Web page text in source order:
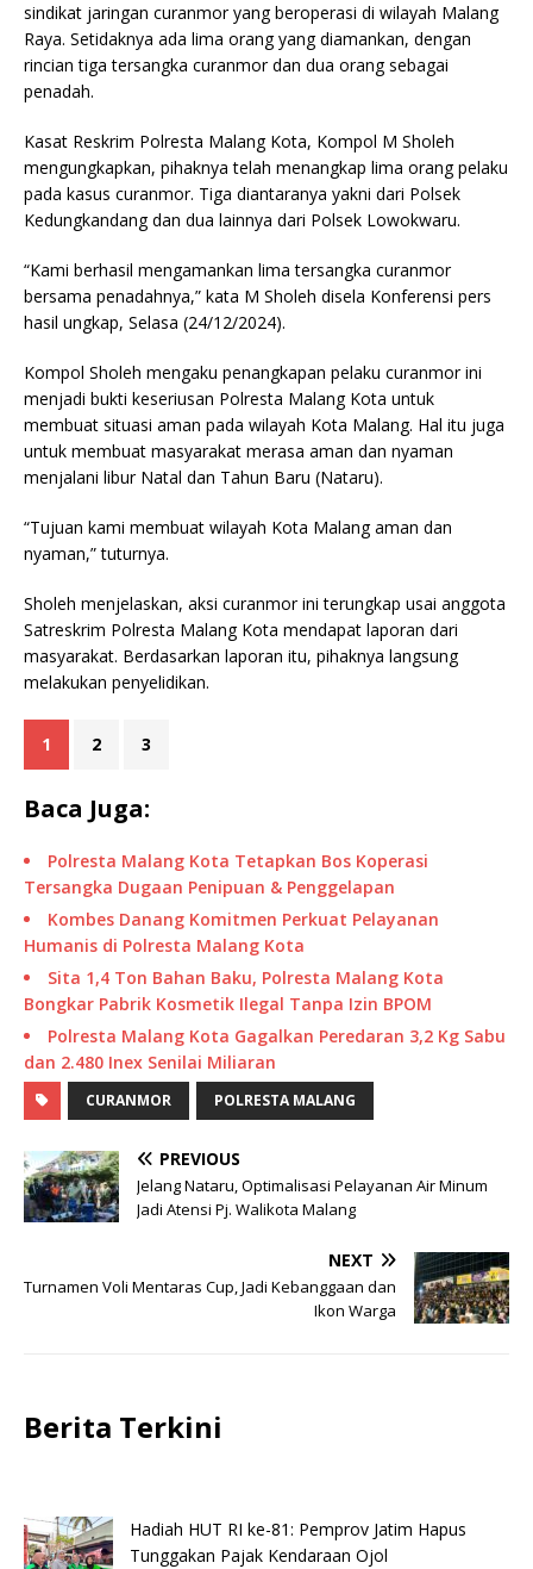
sindikat jaringan curanmor yang beroperasi di wilayah Malang
Raya. Setidaknya ada lima orang yang diamankan, dengan
rincian tiga tersangka curanmor dan dua orang sebagai
penadah.
Kasat Reskrim Polresta Malang Kota, Kompol M Sholeh
mengungkapkan, pihaknya telah menangkap lima orang pelaku
pada kasus curanmor. Tiga diantaranya yakni dari Polsek
Kedungkandang dan dua lainnya dari Polsek Lowokwaru.
“Kami berhasil mengamankan lima tersangka curanmor
bersama penadahnya,” kata M Sholeh disela Konferensi pers
hasil ungkap, Selasa (24/12/2024).
Kompol Sholeh mengaku penangkapan pelaku curanmor ini
menjadi bukti keseriusan Polresta Malang Kota untuk
membuat situasi aman pada wilayah Kota Malang. Hal itu juga
untuk membuat masyarakat merasa aman dan nyaman
menjalani libur Natal dan Tahun Baru (Nataru).
“Tujuan kami membuat wilayah Kota Malang aman dan
nyaman,” tuturnya.
Sholeh menjelaskan, aksi curanmor ini terungkap usai anggota
Satreskrim Polresta Malang Kota mendapat laporan dari
masyarakat. Berdasarkan laporan itu, pihaknya langsung
melakukan penyelidikan.
1 2 3
Baca Juga:
Polresta Malang Kota Tetapkan Bos Koperasi
Tersangka Dugaan Penipuan & Penggelapan
Kombes Danang Komitmen Perkuat Pelayanan
Humanis di Polresta Malang Kota
Sita 1,4 Ton Bahan Baku, Polresta Malang Kota
Bongkar Pabrik Kosmetik Ilegal Tanpa Izin BPOM
Polresta Malang Kota Gagalkan Peredaran 3,2 Kg Sabu
dan 2.480 Inex Senilai Miliaran
CURANMOR POLRESTA MALANG
PREVIOUS
Jelang Nataru, Optimalisasi Pelayanan Air Minum
Jadi Atensi Pj. Walikota Malang
NEXT
Turnamen Voli Mentaras Cup, Jadi Kebanggaan dan
Ikon Warga
Berita Terkini
Hadiah HUT RI ke-81: Pemprov Jatim Hapus
Tunggakan Pajak Kendaraan Ojol